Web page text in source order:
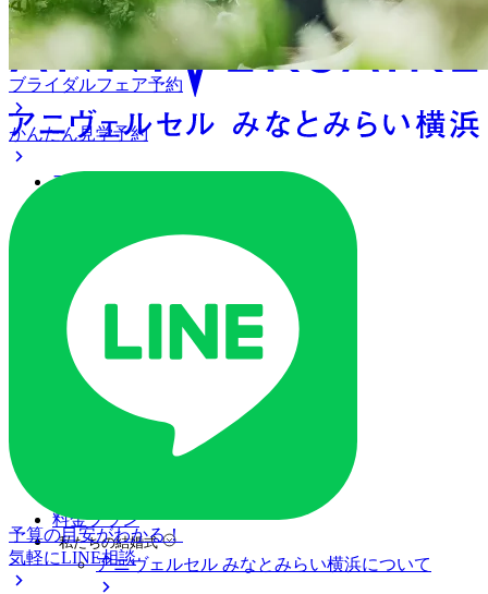
アクセス
ご列席の皆様へ
トピックス
オリジナルプロジェクト
ご予約・お問い合わせ
ブライダルフェア
ブライダルフェア一覧
料金プラン
私たちの結婚式
アニヴェルセル みなとみらい横浜について
ブライダルフェア予約
かんたん見学予約
予算の目安がわかる！
気軽にLINE相談